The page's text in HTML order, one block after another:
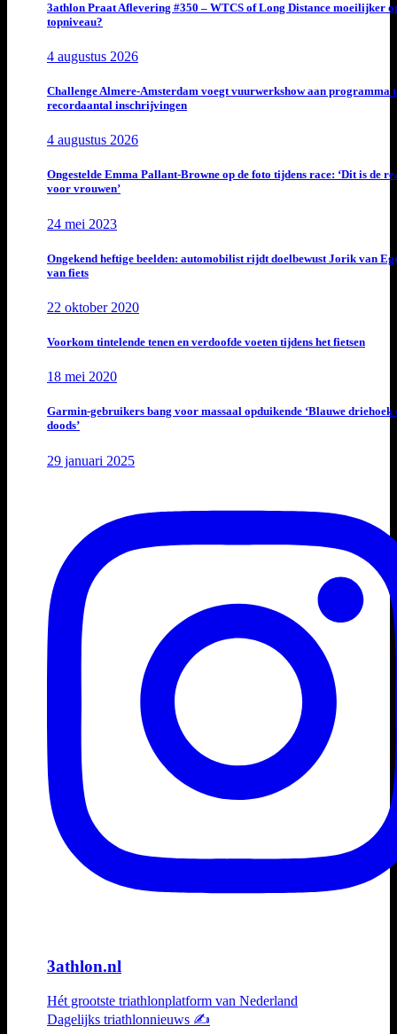
3athlon Praat Aflevering #350 – WTCS of Long Distance moeilijker
topniveau?
4 augustus 2026
Challenge Almere-Amsterdam voegt vuurwerkshow aan programma
recordaantal inschrijvingen
4 augustus 2026
Ongestelde Emma Pallant-Browne op de foto tijdens race: ‘Dit is de
voor vrouwen’
24 mei 2023
Ongekend heftige beelden: automobilist rijdt doelbewust Jorik van
van fiets
22 oktober 2020
Voorkom tintelende tenen en verdoofde voeten tijdens het fietsen
18 mei 2020
Garmin-gebruikers bang voor massaal opduikende ‘Blauwe driehoek
doods’
29 januari 2025
3athlon.nl
Hét grootste triathlonplatform van Nederland
Dagelijks triathlonnieuws ✍️